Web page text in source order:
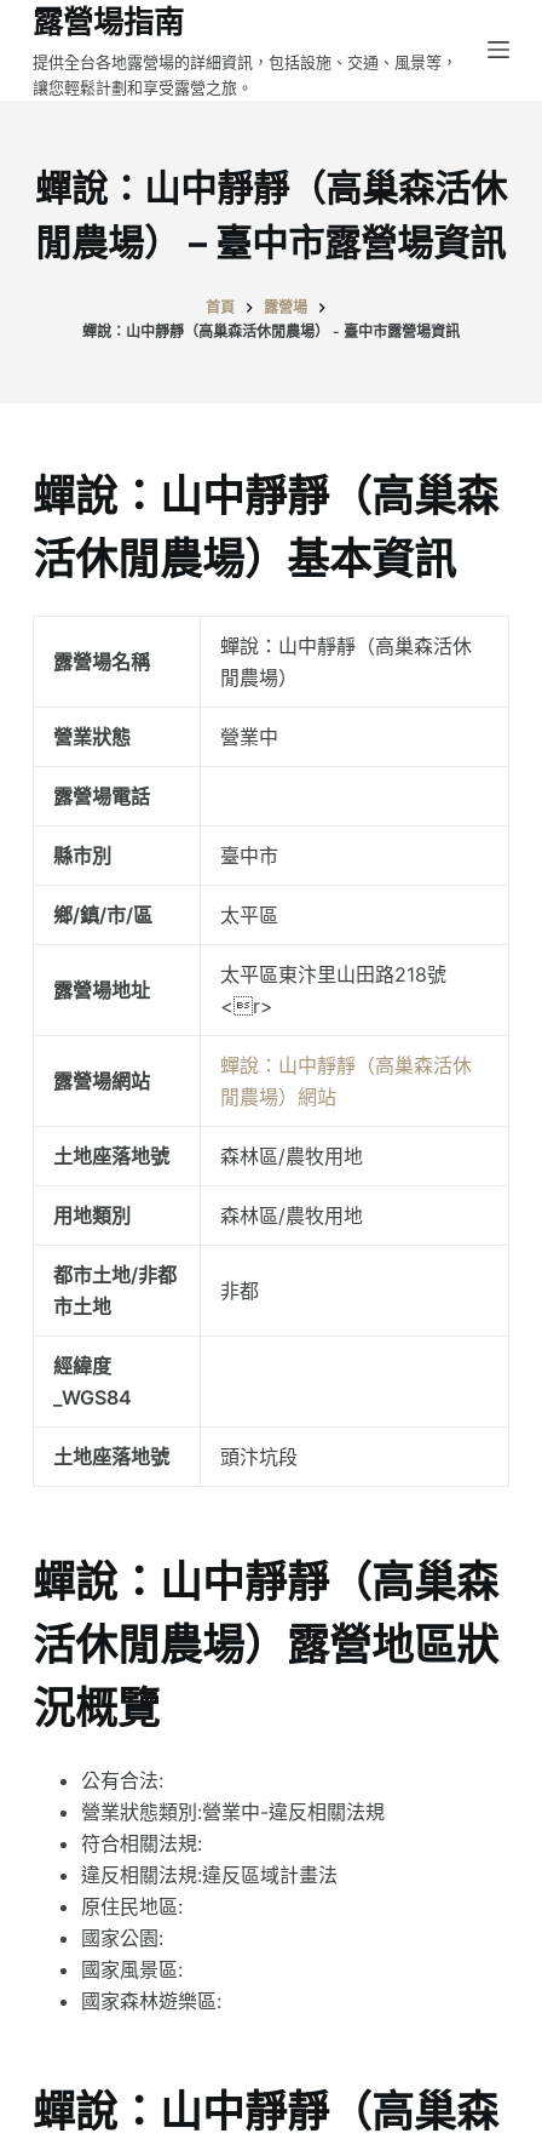
跳
至
主
容
露營場指南
提供全台各地露營場的詳細資訊，包括設施、交通、風景等，
讓您輕鬆計劃和享受露營之旅。
蟬說：山中靜靜（高巢森活休
閒農場） – 臺中市露營場資訊
首頁
露營場
蟬說：山中靜靜（高巢森活休閒農場） - 臺中市露營場資訊
蟬說：山中靜靜（高巢森
活休閒農場）基本資訊
露營場名稱
蟬說：山中靜靜（高巢森活休
閒農場）
營業狀態 營業中
露營場電話
縣市別 臺中市
鄉/鎮/市/區 太平區
露營場地址
太平區東汴里山田路218號
<r>
露營場網站
蟬說：山中靜靜（高巢森活休
閒農場）網站
土地座落地號 森林區/農牧用地
用地類別 森林區/農牧用地
都市土地/非都
市土地
非都
經緯度
_WGS84
土地座落地號 頭汴坑段
蟬說：山中靜靜（高巢森
活休閒農場）露營地區狀
況概覽
公有合法:
營業狀態類別:營業中-違反相關法規
符合相關法規:
違反相關法規:違反區域計畫法
原住民地區:
國家公園:
國家風景區:
國家森林遊樂區:
蟬說：山中靜靜（高巢森